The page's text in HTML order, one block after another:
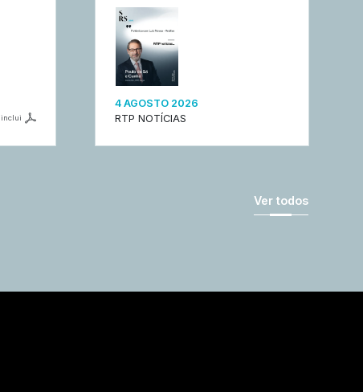
inclui
4 AGOSTO 2026
RTP NOTÍCIAS
Ver todos